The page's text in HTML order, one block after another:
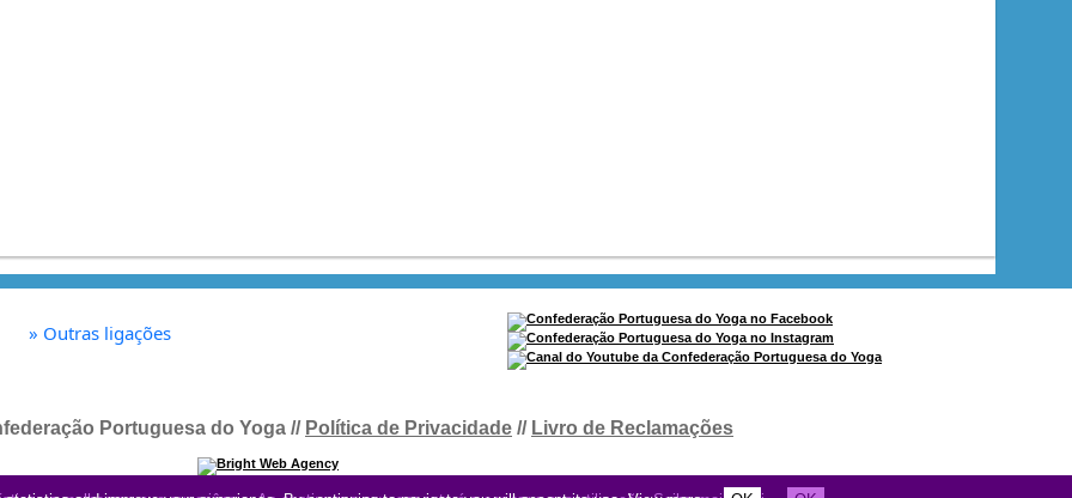
» Outras ligações
Portuguesa do Yoga // Política de Privacidade // Livro de Reclamações